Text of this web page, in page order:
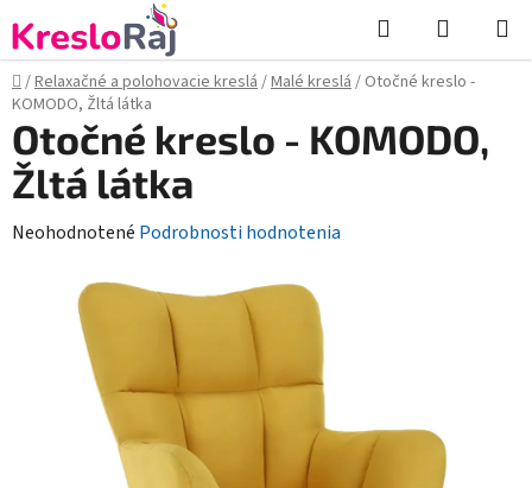
na
obsah
Hľadať
KOŠÍK
Domov
/Relaxačné a polohovacie kreslá/Malé kreslá/ Otočné kreslo -
KOMODO, Žltá látka
Otočné kreslo - KOMODO,
Žltá látka
Priemerné
produktu
Neohodnotené Podrobnosti hodnotenia